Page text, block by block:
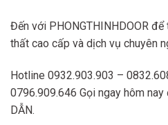
Đến với PHONGTHINHDOOR
thất cao cấp và dịch vụ chuyên
Hotline 0932.903.903 –
0796.909.646 Gọi ngay hôm
DẪN.